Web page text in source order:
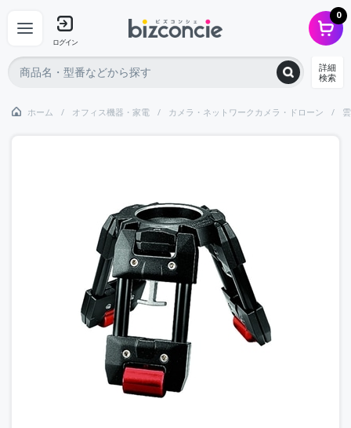
ログイン
0
詳細
検索
ホーム オフィス機器・家電 カメラ・ネットワークカメラ・ドローン